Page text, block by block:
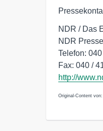
NDR / Das
NDR
Telefon:
Fax: 040 /
http://
Original-Content